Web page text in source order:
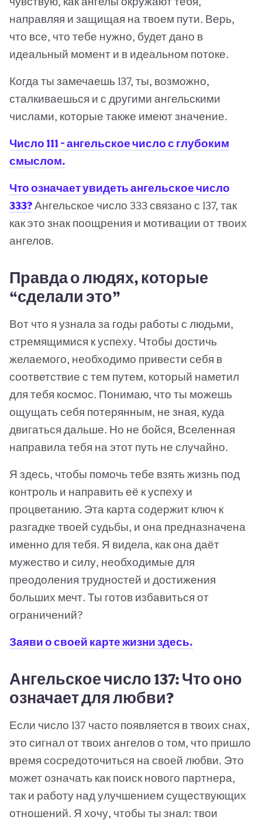
направляя и защищая на твоем пути. Верь,
что все, что тебе нужно, будет дано в
идеальный момент и в идеальном потоке.
Когда ты замечаешь 137, ты, возможно,
сталкиваешься и с другими ангельскими
числами, которые также имеют значение.
Число 111 - ангельское число с глубоким
смыслом.
Что означает увидеть ангельское число
333?Ангельское число 333 связано с 137, так
как это знак поощрения и мотивации от твоих
ангелов.
Правда о людях, которые
“сделали это”
Вот что я узнала за годы работы с людьми,
стремящимися к успеху. Чтобы достичь
желаемого, необходимо привести себя в
соответствие с тем путем, который наметил
для тебя космос. Понимаю, что ты можешь
ощущать себя потерянным, не зная, куда
двигаться дальше. Но не бойся, Вселенная
направила тебя на этот путь не случайно.
Я здесь, чтобы помочь тебе взять жизнь под
контроль и направить её к успеху и
процветанию. Эта карта содержит ключ к
разгадке твоей судьбы, и она предназначена
именно для тебя. Я видела, как она даёт
мужество и силу, необходимые для
преодоления трудностей и достижения
больших мечт. Ты готов избавиться от
ограничений?
Заяви о своей карте жизни здесь.
Ангельское число 137: Что оно
означает для любви?
Если число 137 часто появляется в твоих снах,
это сигнал от твоих ангелов о том, что пришло
время сосредоточиться на своей любви. Это
может означать как поиск нового партнера,
так и работу над улучшением существующих
отношений. Я хочу, чтобы ты знал: твои